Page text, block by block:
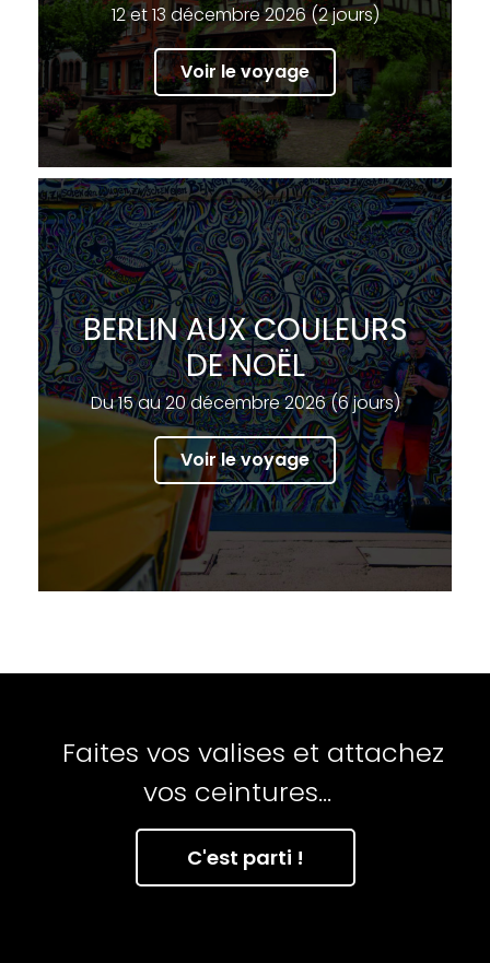
12 et 13 décembre 2026 (2 jours)
Voir le voyage
BERLIN AUX COULEURS
DE NOËL
Du 15 au 20 décembre 2026 (6 jours)
Voir le voyage
Faites vos valises et attachez
vos ceintures...
C'est parti !